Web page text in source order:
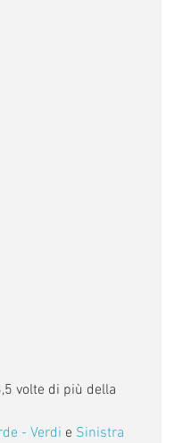
volte di più della
- Verdi e Sinistra